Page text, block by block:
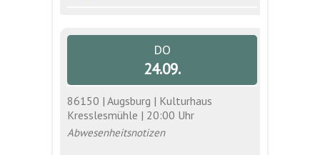
DO
24.09.
86150 | Augsburg | Kulturhaus
Kresslesmühle | 20:00 Uhr
Abwesenheitsnotizen